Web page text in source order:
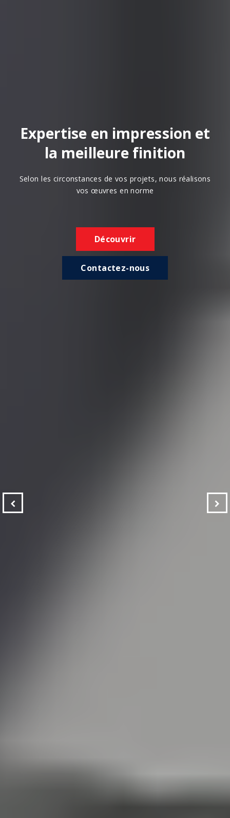
Expertise en impression et
la meilleure finition
Selon les circonstances de vos projets, nous réalisons
vos œuvres en norme
Découvrir
Contactez-nous